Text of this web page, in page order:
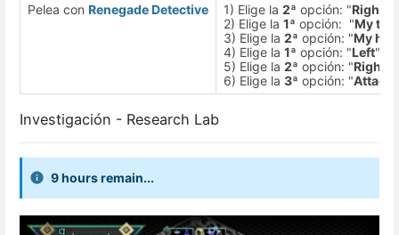
Pelea con Renegade Detective 1) Elige la 2ª opción: "Right
2) Elige la 1ª opción: "My
3) Elige la 2ª opción: "My
4) Elige la 1ª opción: "Left".
5) Elige la 2ª opción: "Right
6) Elige la 3ª opción: "Attack
Investigación - Research Lab
9 hours remain...